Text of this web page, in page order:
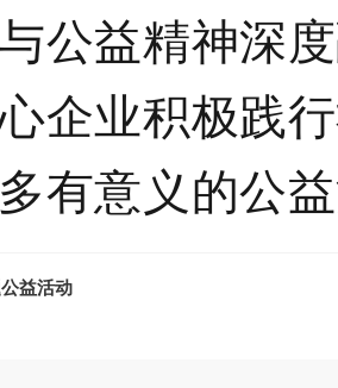
公益精神深
企业积极践
有意义的公
益活动